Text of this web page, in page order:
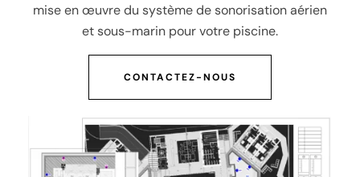
mise en œuvre du système de sonorisation aérien
et sous-marin pour votre piscine.
CONTACTEZ-NOUS